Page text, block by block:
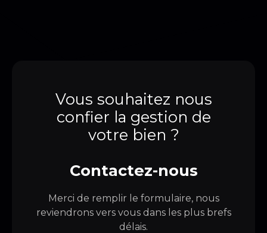
Vous souhaitez nous
confier la gestion de
votre bien ?
Contactez-nous
Merci de remplir le formulaire, nous
reviendrons vers vous dans les plus brefs
délais.